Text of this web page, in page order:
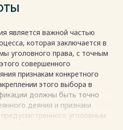
органами
дел. Корректность
имеет
после покупки
является важной частью
которая заключается в
уголовного права, с точным
совершенного
признакам конкретного
этого выбора в
должны быть точно
деяния и признаки
уголовным